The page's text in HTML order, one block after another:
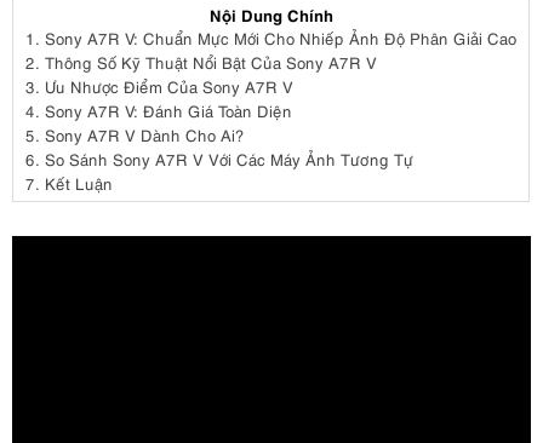
Nội Dung Chính
1. Sony A7R V: Chuẩn Mực Mới Cho Nhiếp Ảnh Độ Phân Giải Cao
2. Thông Số Kỹ Thuật Nổi Bật Của Sony A7R V
3. Ưu Nhược Điểm Của Sony A7R V
4. Sony A7R V: Đánh Giá Toàn Diện
5. Sony A7R V Dành Cho Ai?
6. So Sánh Sony A7R V Với Các Máy Ảnh Tương Tự
7. Kết Luận